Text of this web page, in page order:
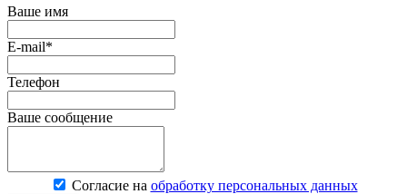
Ваше имя
E-mail*
Телефон
Ваше сообщение
Согласие на обработку персональных данных